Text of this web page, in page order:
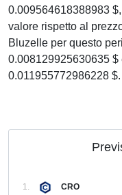
0.009564618388983
valore rispetto al
Bluzelle per questo
0.008129925630635
0.011955772986228 $.
1.
CRO